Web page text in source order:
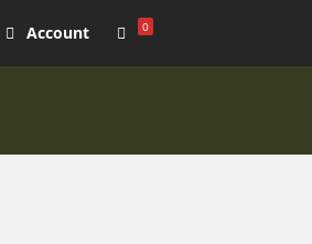
0
Account